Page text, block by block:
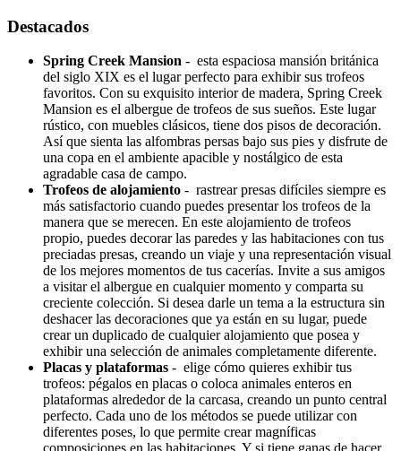
Destacados
Spring Creek Mansion - esta espaciosa mansión británica
del siglo XIX es el lugar perfecto para exhibir sus trofeos
favoritos. Con su exquisito interior de madera, Spring Creek
Mansion es el albergue de trofeos de sus sueños. Este lugar
rústico, con muebles clásicos, tiene dos pisos de decoración.
Así que sienta las alfombras persas bajo sus pies y disfrute de
una copa en el ambiente apacible y nostálgico de esta
agradable casa de campo.
Trofeos de alojamiento - rastrear presas difíciles siempre es
más satisfactorio cuando puedes presentar los trofeos de la
manera que se merecen. En este alojamiento de trofeos
propio, puedes decorar las paredes y las habitaciones con tus
preciadas presas, creando un viaje y una representación visual
de los mejores momentos de tus cacerías. Invite a sus amigos
a visitar el albergue en cualquier momento y comparta su
creciente colección. Si desea darle un tema a la estructura sin
deshacer las decoraciones que ya están en su lugar, puede
crear un duplicado de cualquier alojamiento que posea y
exhibir una selección de animales completamente diferente.
Placas y plataformas - elige cómo quieres exhibir tus
trofeos: pégalos en placas o coloca animales enteros en
plataformas alrededor de la carcasa, creando un punto central
perfecto. Cada uno de los métodos se puede utilizar con
diferentes poses, lo que permite crear magníficas